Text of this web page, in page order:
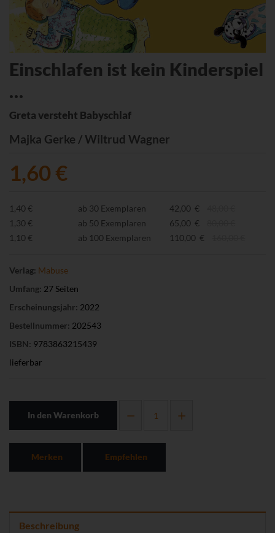
Einschlafen ist kein Kinderspiel
…
Greta versteht Babyschlaf
Majka Gerke / Wiltrud Wagner
1,60 €
1,40 € ab 30 Exemplaren 42,00 €
1,30 €
ab 50 Exemplaren 65,00 €
1,10 €
ab 100 Exemplaren 110,00 €
Verlag: Mabuse
Umfang: 27 Seiten
Erscheinungsjahr: 2022
Bestellnummer: 202543
ISBN: 9783863215439
lieferbar
In den Warenkorb
Merken Empfehlen
Beschreibung